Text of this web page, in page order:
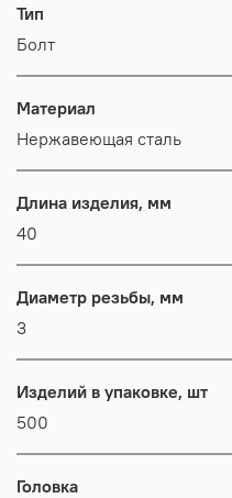
Тип
Болт
Материал
Нержавеющая сталь
Длина изделия, мм
40
Диаметр резьбы, мм
3
Изделий в упаковке, шт
500
Головка